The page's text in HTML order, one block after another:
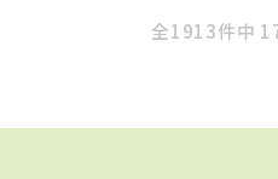
全1913件中